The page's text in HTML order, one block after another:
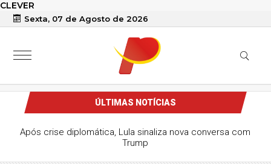
CLEVER
Sexta, 07 de Agosto de 2026
ÚLTIMAS NOTÍCIAS
Após crise diplomática, Lula sinaliza nova conversa com
Trump